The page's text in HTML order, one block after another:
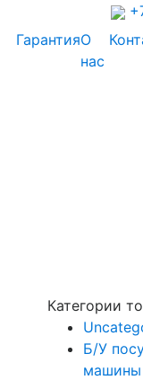
ГарантияО
нас
Категории
Б/У
машины